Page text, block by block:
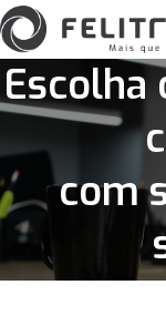
Pular para o conteúdo
Escolha
com